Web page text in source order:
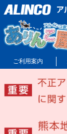
ご利用案内